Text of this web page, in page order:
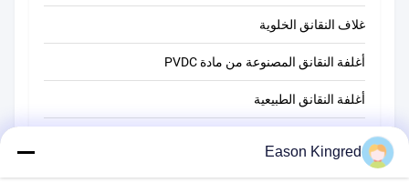
غلاف النقانق الخلوية
أغلفة النقانق المصنوعة من مادة PVDC
أغلفة النقانق الطبيعية
Eason Kingred